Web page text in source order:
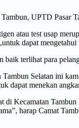
UPTD
atau test usap
dapat
terlihat para
Selatan ini
dapat menekan
Kecamatan
harap Camat